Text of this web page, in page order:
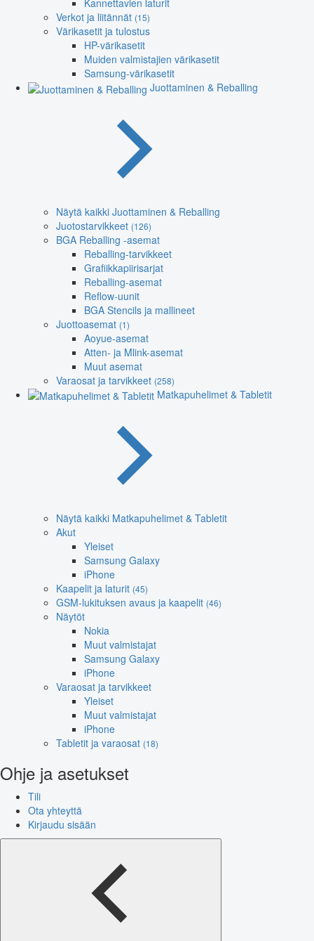
Kannettavien laturit
Verkot ja liitännät (15)
Värikasetit ja tulostus
HP-värikasetit
Muiden valmistajien värikasetit
Samsung-värikasetit
Juottaminen & Reballing
Näytä kaikki Juottaminen & Reballing
Juotostarvikkeet (126)
BGA Reballing -asemat
Reballing-tarvikkeet
Grafiikkapiirisarjat
Reballing-asemat
Reflow-uunit
BGA Stencils ja mallineet
Juottoasemat (1)
Aoyue-asemat
Atten- ja Mlink-asemat
Muut asemat
Varaosat ja tarvikkeet (258)
Matkapuhelimet & Tabletit
Näytä kaikki Matkapuhelimet & Tabletit
Akut
Yleiset
Samsung Galaxy
iPhone
Kaapelit ja laturit (45)
GSM-lukituksen avaus ja kaapelit (46)
Näytöt
Nokia
Muut valmistajat
Samsung Galaxy
iPhone
Varaosat ja tarvikkeet
Yleiset
Muut valmistajat
iPhone
Tabletit ja varaosat (18)
Ohje ja asetukset
Tili
Ota yhteyttä
Kirjaudu sisään